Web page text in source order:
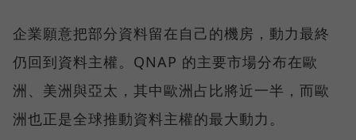
企業願意把部分資料留在自己的機房，動力最終
仍回到資料主權。QNAP 的主要市場分布在歐
洲、美洲與亞太，其中歐洲占比將近一半，而歐
洲也正是全球推動資料主權的最大動力。